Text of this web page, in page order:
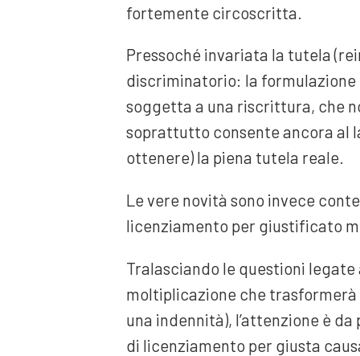
fortemente circoscritta.
Pressoché invariata la tutela
discriminatorio: la
soggetta a una riscrittura, che
soprattutto consente ancora al
ottenere) la piena tutela reale.
Le vere novità sono invece
licenziamento per giustificato
Tralasciando le questioni
moltiplicazione che
una indennità), l’attenzione è
di licenziamento per giusta